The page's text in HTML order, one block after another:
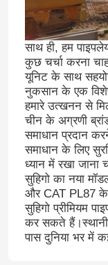
साथ ही, हम
कुछ चर्चा करना
यूनिट के साथ
नुकसान के एक
हमारे उत्खनन से
चीन के अग्रणी
समाधान प्रदान
समाधान के लिए
ध्यान में रखा जाना
सुहिगो का नया
और CAT PL87 के
सुहिगो प्रीमियम
कर सकते
पास दुनिया भर में